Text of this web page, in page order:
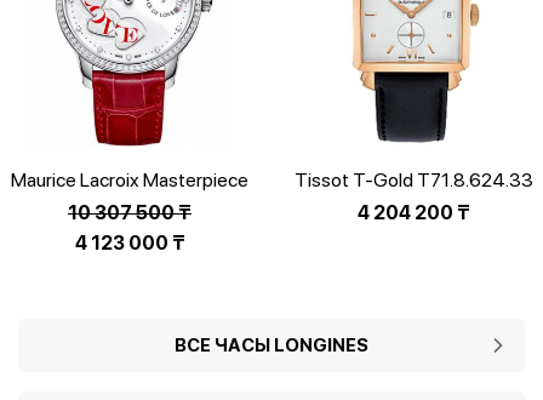
Maurice Lacroix Masterpiece
MP7258-SD501-150-1
10 307 500₸
Первоначальная
4 123 000 ₸
Tissot T-Gold T71.8.624.33
4 204 200 ₸
ВСЕ ЧАСЫ LONGINES